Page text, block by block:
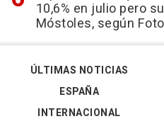
10,6% en julio pero
Móstoles, según
ÚLTIMAS NOTICIAS
ESPAÑA
INTERNACIONAL